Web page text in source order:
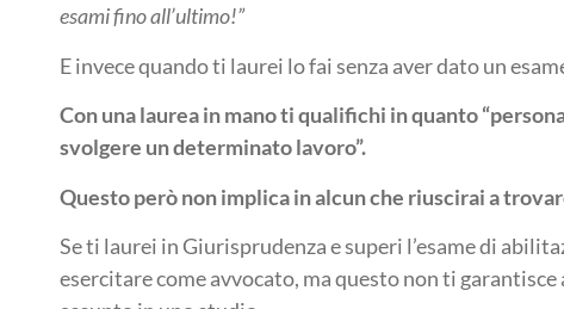
esami fino all’ultimo!”
E invece quando ti laurei lo fai senza aver dato un
Con una laurea in mano ti qualifichi in quanto
svolgere un determinato lavoro”.
Questo però non implica in alcun che riuscirai a
Se ti laurei in Giurisprudenza e superi l’esame di
esercitare come avvocato, ma questo non ti